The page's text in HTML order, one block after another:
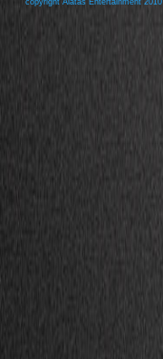
copyright Alatas Entertainment 2010